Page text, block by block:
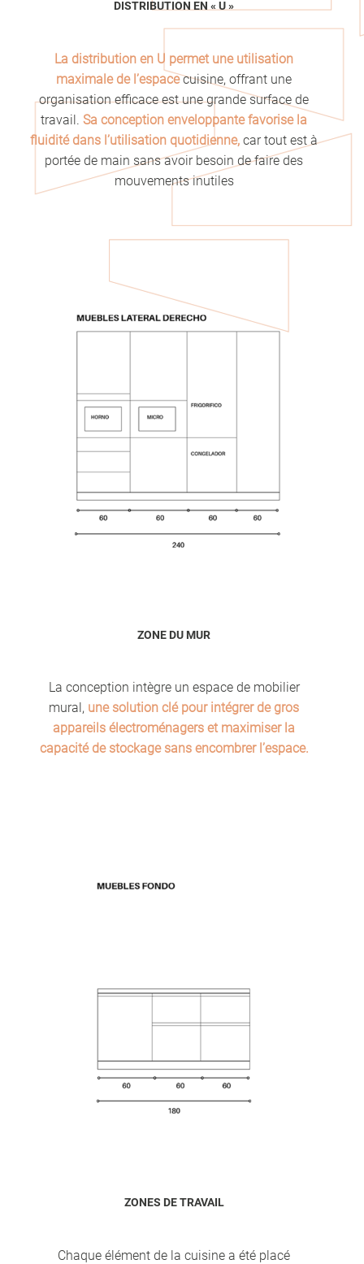
DISTRIBUTION EN « U »
La distribution en U permet une utilisation
maximale de l’espacecuisine, offrant une
organisation efficace est une grande surface de
travail. Sa conception enveloppante favorise la
fluidité dans l’utilisation quotidienne, car tout est à
portée de main sans avoir besoin de faire des
mouvements inutiles
ZONE DU MUR
La conception intègre un espace de mobilier
mural, une solution clé pour intégrer de gros
appareils électroménagers et maximiser la
capacité de stockage sans encombrer l’espace.
ZONES DE TRAVAIL
Chaque élément de la cuisine a été placé